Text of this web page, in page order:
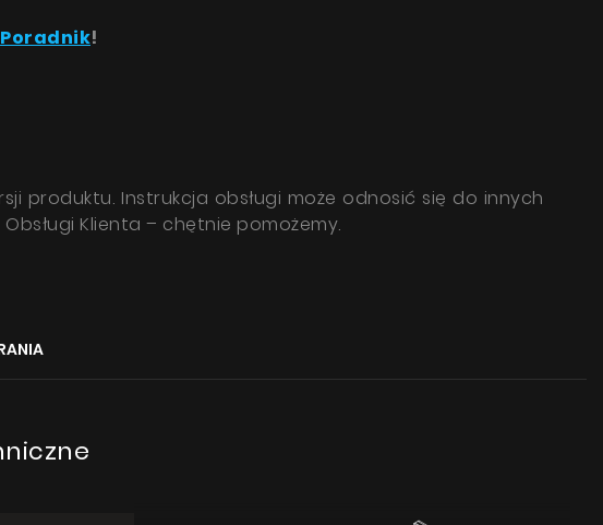
Poradnik!
produktu. Instrukcja obsługi może odnosić się do innych
Klienta – chętnie pomożemy.